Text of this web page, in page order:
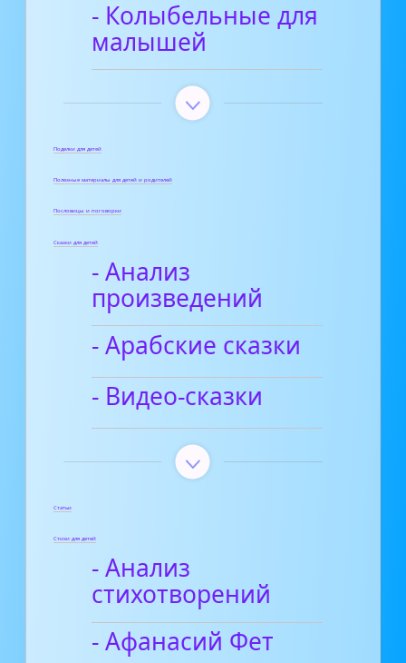
- Колыбельные для
малышей
Поделки для детей
Полезные материалы для детей и родителей
Пословицы и поговорки
Сказки для детей
- Анализ
произведений
- Арабские сказки
- Видео-сказки
Статьи
Стихи для детей
- Анализ
стихотворений
- Афанасий Фет